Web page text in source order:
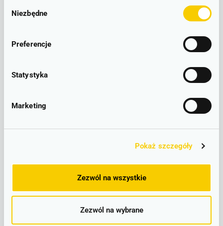
zgody
Niezbędne
Preferencje
Statystyka
Marketing
Pokaż szczegóły
Zezwól na wszystkie
Zezwól na wybrane
Legnica - Świdnica Miasto
Legnica